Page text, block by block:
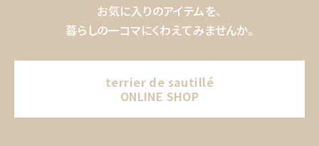
お気に入りのアイテムを、
暮らしの一コマにくわえてみませんか。
terrier de sautillé
ONLINE SHOP